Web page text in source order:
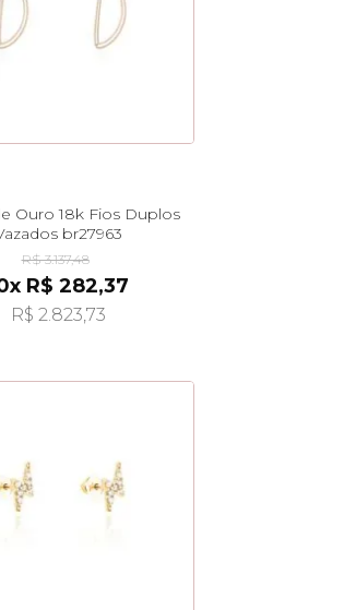
Ouro 18k Fios Duplos
br27963
R$ 3.137,48
R$ 282,37
R$ 2.823,73